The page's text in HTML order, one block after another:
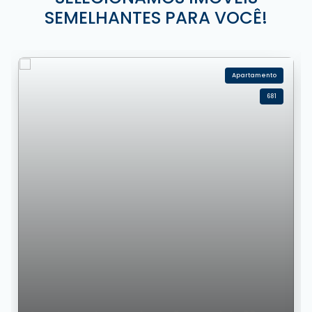
SEMELHANTES PARA VOCÊ!
Apartamento
681